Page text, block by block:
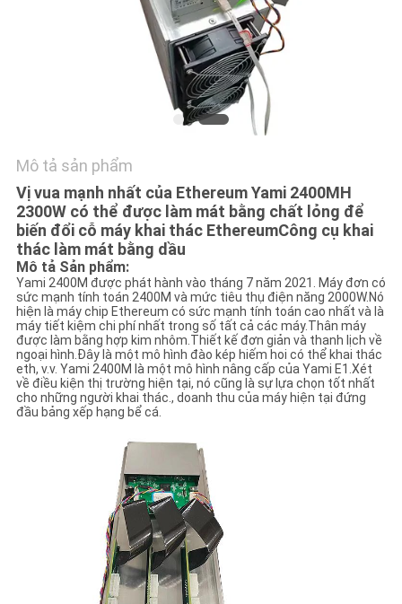
PRIVACY
POLICY
Mô tả sản phẩm
Vị vua mạnh nhất của Ethereum Yami 2400MH
2300W có thể được làm mát bằng chất lỏng để
biến đổi cỗ máy khai thác EthereumCông cụ khai
thác làm mát bằng dầu
Mô tả Sản phẩm:
Yami 2400M được phát hành vào tháng 7 năm 2021. Máy đơn có
sức mạnh tính toán 2400M và mức tiêu thụ điện năng 2000W.Nó
hiện là máy chip Ethereum có sức mạnh tính toán cao nhất và là
máy tiết kiệm chi phí nhất trong số tất cả các máy.Thân máy
được làm bằng hợp kim nhôm.Thiết kế đơn giản và thanh lịch về
ngoại hình.Đây là một mô hình đào kép hiếm hoi có thể khai thác
eth, v.v. Yami 2400M là một mô hình nâng cấp của Yami E1.Xét
về điều kiện thị trường hiện tại, nó cũng là sự lựa chọn tốt nhất
cho những người khai thác., doanh thu của máy hiện tại đứng
đầu bảng xếp hạng bể cá.